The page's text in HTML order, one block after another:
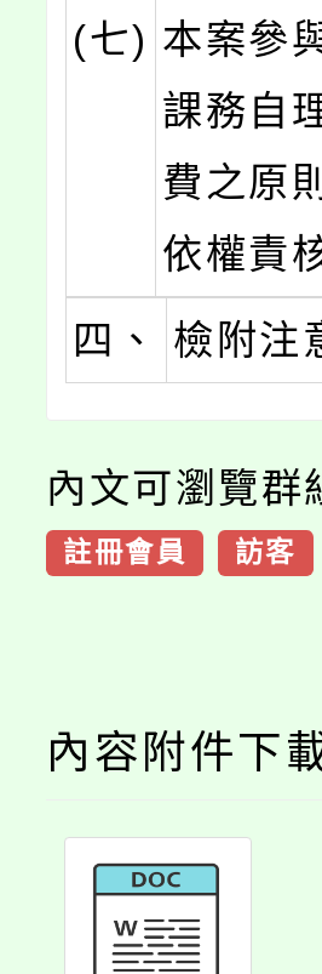
(七) 本案參
課務自
費之原
依權責
四、
檢附注
內文可瀏覽群
註冊會員 訪客
內容附件下